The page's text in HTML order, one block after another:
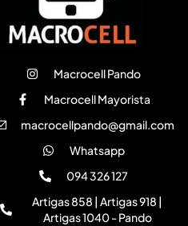
Macrocell Pando
Macrocell Mayorista
macrocellpando@gmail.com
Whatsapp
094 326 127
Artigas 858 | Artigas 918 |
Artigas 1040 - Pando